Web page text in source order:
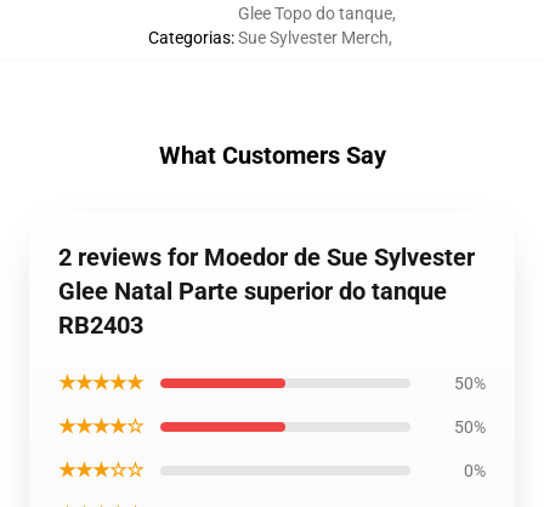
Categorias:
Glee Topo do tanque,
Sue Sylvester Merch,
What Customers Say
2 reviews for Moedor de Sue Sylvester
Glee Natal Parte superior do tanque
RB2403
★★★★★ 50%
★★★★☆ 50%
★★★☆☆ 0%